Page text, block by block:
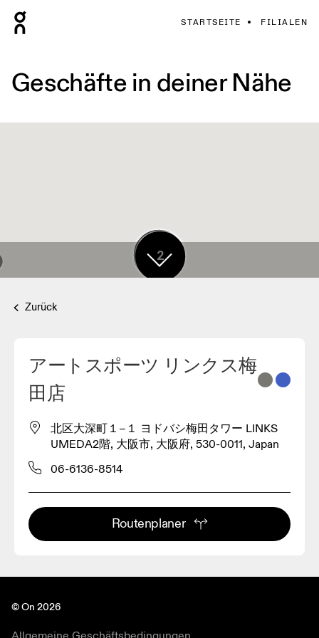
STARTSEITE FILIALEN
Geschäfte in deiner Nähe
17
2
Zurück
アートスポーツ リンクス梅
田店
北区大深町１−１ ヨドバシ梅田タワー LINKS
UMEDA2階, 大阪市, 大阪府, 530-0011, Japan
06-6136-8514
Routenplaner
© On 2026